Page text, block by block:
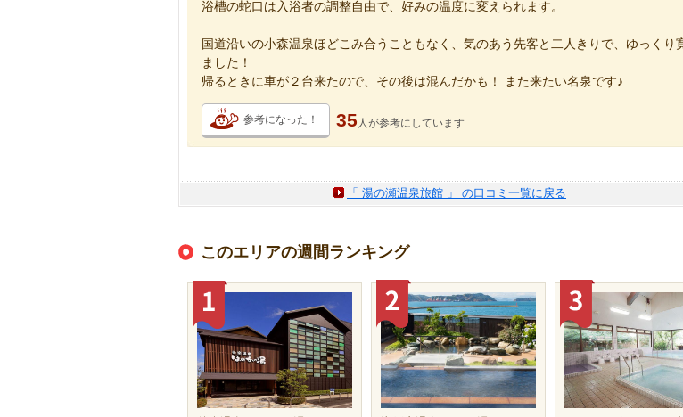
浴槽の蛇口は入浴者の調整自由で、好みの温度に変えられます。
国道沿いの小森温泉ほどこみ合うこともなく、気のあう先客と二人きりで、ゆっくり
ました！
帰るときに車が２台来たので、その後は混んだかも！ また来たい名泉です♪
参考になった！ 35 人が参考にしています
「 湯の瀬温泉旅館 」 の口コミ一覧に戻る
このエリアの週間ランキング